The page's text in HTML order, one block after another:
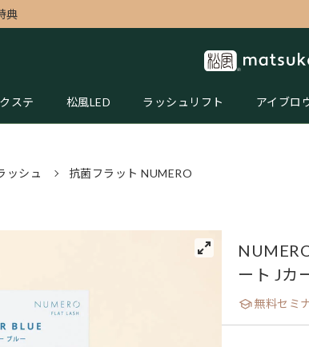
典
ステ 松風LED ラッシュリフト アイブロ
ッシュ 抗菌フラット NUMERO
ート Jカ
無料セミ